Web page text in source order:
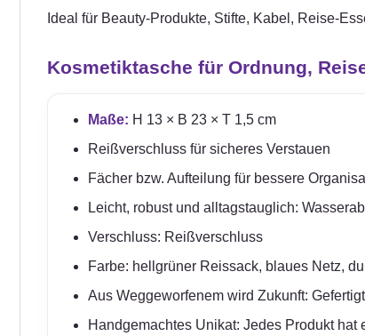
Ideal für Beauty-Produkte, Stifte, Kabel, Reise-
Kosmetiktasche für Ordnung,
Maße: H 13 × B 23 × T 1,5 cm
Reißverschluss für sicheres Verstauen
Fächer bzw. Aufteilung für bessere
Leicht, robust und alltagstauglich:
Verschluss: Reißverschluss
Farbe: hellgrüner Reissack, blaues Netz,
Aus Weggeworfenem wird Zukunft:
Handgemachtes Unikat: Jedes Produkt